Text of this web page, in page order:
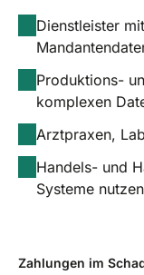
Dienstleister
Produktions-
komplexen
Arztpraxen,
Handels- und
Systeme nutzen
Zahlungen im